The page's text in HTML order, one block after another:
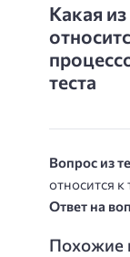
Какая
теста
Вопрос из
относится
Ответ на
Похожие